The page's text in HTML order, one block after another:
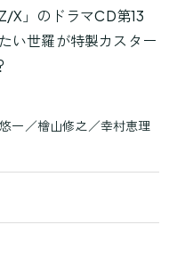
X」のドラマCD第13
い世羅が特製カスター
一／檜山修之／幸村恵理